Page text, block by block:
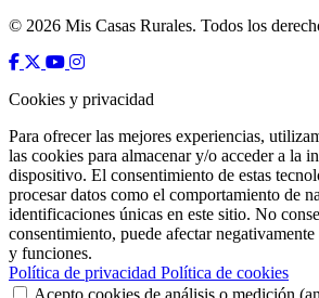
© 2026 Mis Casas Rurales. Todos los
Cookies y privacidad
Para ofrecer las mejores experiencias,
las cookies para almacenar y/o acceder a la
dispositivo. El consentimiento de estas
procesar datos como el comportamiento de
identificaciones únicas en este sitio. No
consentimiento, puede afectar negativamente
y funciones.
Política de privacidad Política de cookies
Acepto cookies de análisis o medición